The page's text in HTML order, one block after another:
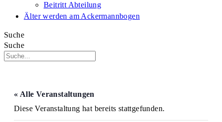
Beitritt Abteilung
Älter werden am Ackermannbogen
Suche
Suche
« Alle Veranstaltungen
Diese Veranstaltung hat bereits stattgefunden.